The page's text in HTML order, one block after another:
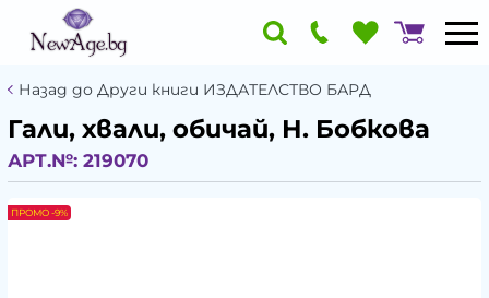
Назад до Други книги ИЗДАТЕЛСТВО БАРД
Гали, хвали, обичай, Н. Бобкова
АРТ.№: 219070
ПРОМО -9%